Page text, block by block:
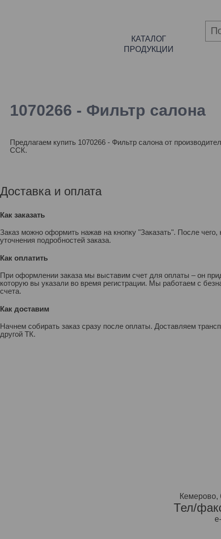
КАТАЛОГ
ПРОДУКЦИИ
1070266 - Фильтр салона
Предлагаем купить 1070266 - Фильтр салона от
ССК.
Доставка и оплата
Как заказать
Заказ можно оформить нажав на кнопку "Заказать". После
уточнения подробностей заказа.
Как оплатить
При оформлении заказа мы выставим счет для оплаты – он
которую вы указали во время регистрации. Мы работаем с
счета.
Как доставим
Начнем собирать заказ сразу после оплаты. Доставляем
другой ТК.
Кемерово,
Тел/